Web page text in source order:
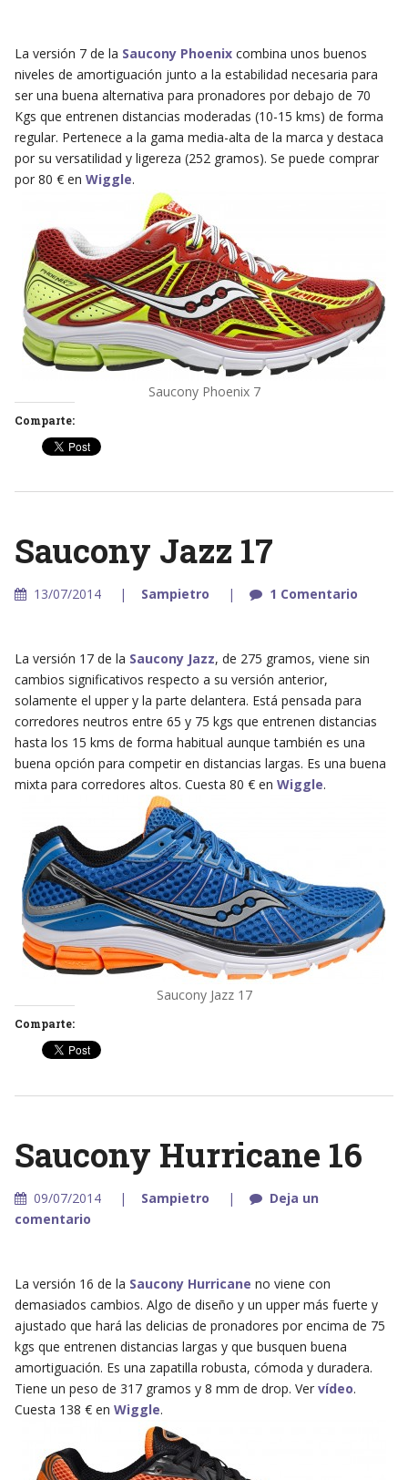
La versión 7 de la Saucony Phoenixcombina unos buenos
niveles de amortiguación junto a la estabilidad necesaria para
ser una buena alternativa para pronadores por debajo de 70
Kgs que entrenen distancias moderadas (10-15 kms) de forma
regular. Pertenece a la gama media-alta de la marca y destaca
por su versatilidad y ligereza (252 gramos). Se puede comprar
por 80 € en Wiggle.
Saucony Phoenix 7
Comparte:
Saucony Jazz 17
13/07/2014 Sampietro 1 Comentario
La versión 17 de la Saucony Jazz, de 275 gramos, viene sin
cambios significativos respecto a su versión anterior,
solamente el upper y la parte delantera. Está pensada para
corredores neutros entre 65 y 75 kgs que entrenen distancias
hasta los 15 kms de forma habitual aunque también es una
buena opción para competir en distancias largas. Es una buena
mixta para corredores altos. Cuesta 80 € en Wiggle.
Saucony Jazz 17
Comparte:
Saucony Hurricane 16
09/07/2014 Sampietro
Deja un
comentario
La versión 16 de la Saucony Hurricane no viene con
demasiados cambios. Algo de diseño y un upper más fuerte y
ajustado que hará las delicias de pronadores por encima de 75
kgs que entrenen distancias largas y que busquen buena
amortiguación. Es una zapatilla robusta, cómoda y duradera.
Tiene un peso de 317 gramos y 8 mm de drop. Ver vídeo.
Cuesta 138 € en Wiggle.